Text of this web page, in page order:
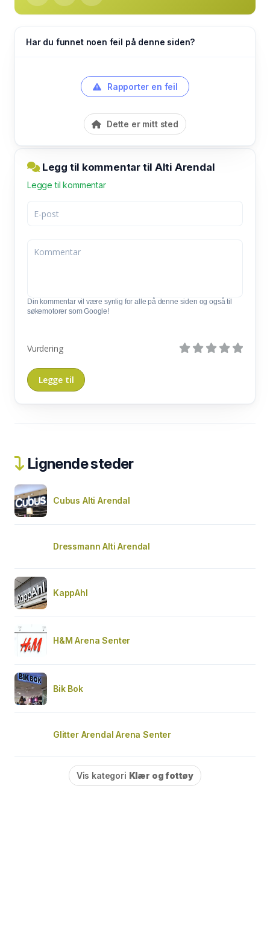
Har du funnet noen feil på denne siden?
Rapporter en feil
Dette er mitt sted
Legg til kommentar til Alti Arendal
Legge til kommentar
Din kommentar vil være synlig for alle på denne siden og også til
søkemotorer som Google!
Vurdering
Lignende steder
Cubus Alti Arendal
Dressmann Alti Arendal
KappAhl
H&M Arena Senter
Bik Bok
Glitter Arendal Arena Senter
Vis kategori Klær og fottøy